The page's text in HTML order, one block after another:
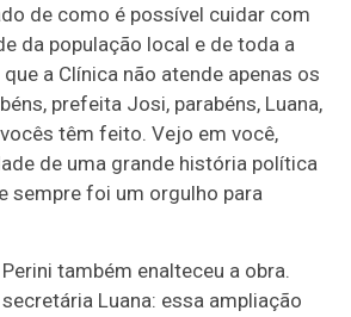
de como é possível cuidar com
da população local e de toda a
a Clínica não atende apenas os
prefeita Josi, parabéns, Luana,
têm feito. Vejo em você,
de uma grande história política
sempre foi um orgulho para
também enalteceu a obra.
Luana: essa ampliação